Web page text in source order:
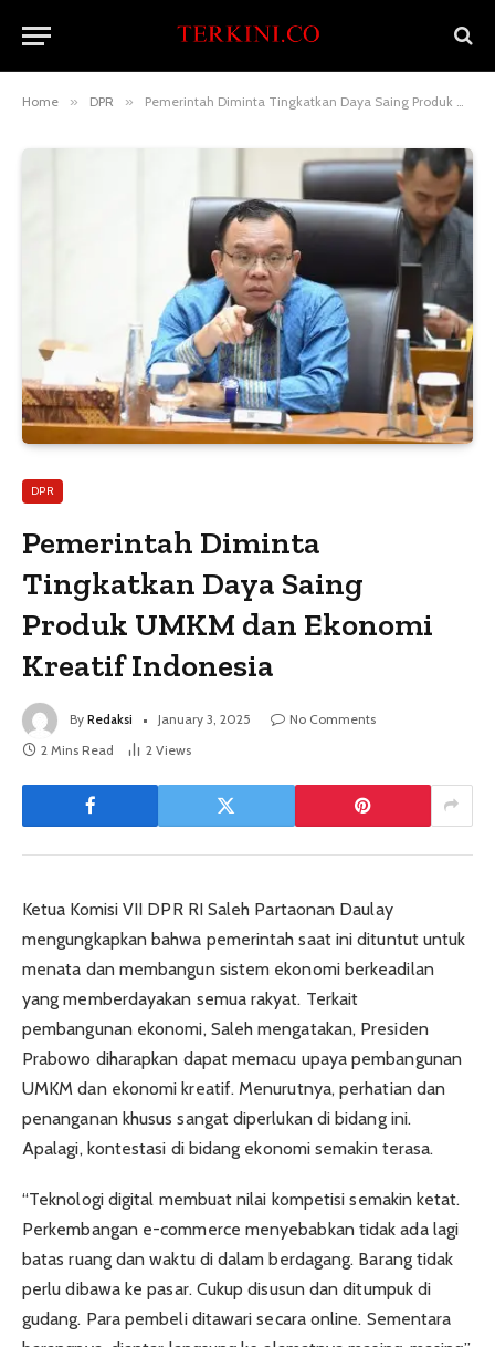
Home » DPR » Pemerintah Diminta Tingkatkan Daya Saing Produk UMKM dan Ekonomi Kreatif Indonesia
DPR
Pemerintah Diminta
Tingkatkan Daya Saing
Produk UMKM dan Ekonomi
Kreatif Indonesia
By Redaksi January 3, 2025
No Comments
2 Mins Read
2 Views
Ketua Komisi VII DPR RI Saleh Partaonan Daulay
mengungkapkan bahwa pemerintah saat ini dituntut untuk
menata dan membangun sistem ekonomi berkeadilan
yang memberdayakan semua rakyat. Terkait
pembangunan ekonomi, Saleh mengatakan, Presiden
Prabowo diharapkan dapat memacu upaya pembangunan
UMKM dan ekonomi kreatif. Menurutnya, perhatian dan
penanganan khusus sangat diperlukan di bidang ini.
Apalagi, kontestasi di bidang ekonomi semakin terasa.
“Teknologi digital membuat nilai kompetisi semakin ketat.
Perkembangan e-commerce menyebabkan tidak ada lagi
batas ruang dan waktu di dalam berdagang. Barang tidak
perlu dibawa ke pasar. Cukup disusun dan ditumpuk di
gudang. Para pembeli ditawari secara online. Sementara